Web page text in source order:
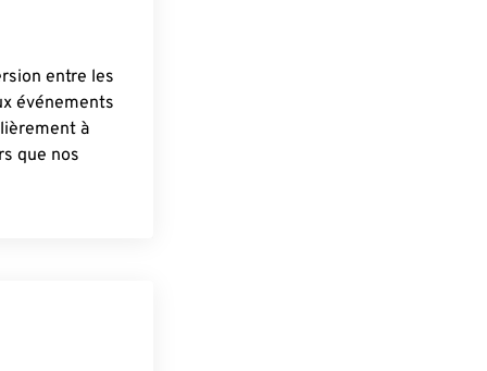
entre les
événements
à
que nos